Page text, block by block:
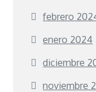
febrero
enero 2024
diciembre
noviembre